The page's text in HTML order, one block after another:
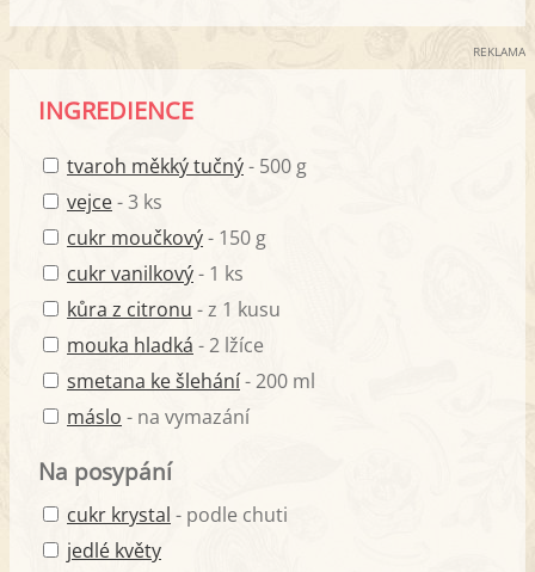
REKLAMA
INGREDIENCE
tvaroh měkký tučný- 500 g
vejce- 3 ks
cukr moučkový- 150 g
cukr vanilkový- 1 ks
kůra z citronu - z 1 kusu
mouka hladká - 2 lžíce
smetana ke šlehání- 200 ml
máslo - na vymazání
Na posypání
cukr krystal - podle chuti
jedlé květy